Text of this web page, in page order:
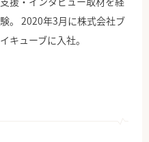
験。 2020年3月に株式会社ブ
イキューブに入社。